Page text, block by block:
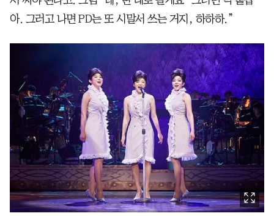
아. 그러고 나면 PD는 또 시말서 쓰는 거지, 하하하.”